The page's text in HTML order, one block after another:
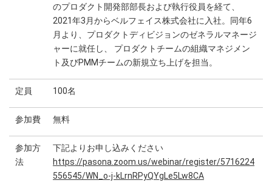
のプロダクト開発部部長および執行役員を経て、
2021年3月からベルフェイス株式会社に入社。同年6
月より、プロダクトディビジョンのゼネラルマネージ
ャーに就任し、 プロダクトチームの組織マネジメン
ト及びPMMチームの新規立ち上げを担当。
定員 100名
参加費 無料
参加方
法
下記よりお申し込みください
https://pasona.zoom.us/webinar/register/5716224
556545/WN_o-j-kLrnRPyQYgLe5Lw8CA